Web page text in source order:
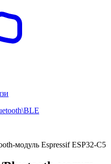
модуль Espressif ESP32-C5